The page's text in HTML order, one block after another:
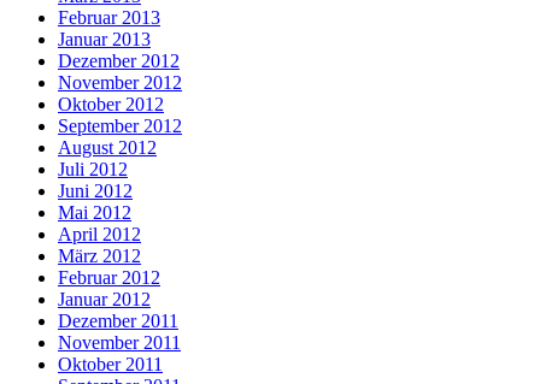
Februar 2013
Januar 2013
Dezember 2012
November 2012
Oktober 2012
September 2012
August 2012
Juli 2012
Juni 2012
Mai 2012
April 2012
März 2012
Februar 2012
Januar 2012
Dezember 2011
November 2011
Oktober 2011